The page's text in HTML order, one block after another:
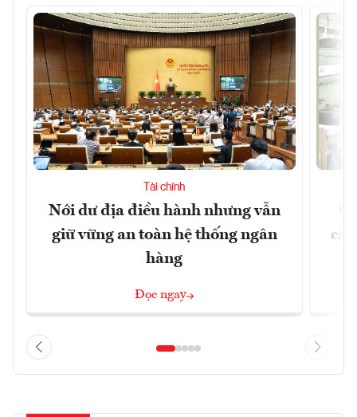
Tài chính
Nới dư địa điều hành nhưng vẫn
giữ vững an toàn hệ thống ngân
hàng
Đọc ngay